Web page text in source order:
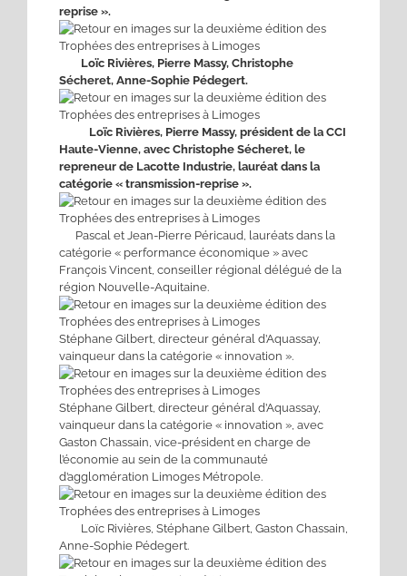
reprise ».
Loïc Rivières, Pierre Massy, Christophe
Sécheret, Anne-Sophie Pédegert.
Loïc Rivières, Pierre Massy, président de la CCI
Haute-Vienne, avec Christophe Sécheret, le
repreneur de Lacotte Industrie, lauréat dans la
catégorie « transmission-reprise ».
Pascal et Jean-Pierre Péricaud, lauréats dans la
catégorie « performance économique » avec
François Vincent, conseiller régional délégué de la
région Nouvelle-Aquitaine.
Stéphane Gilbert, directeur général d’Aquassay,
vainqueur dans la catégorie « innovation ».
Stéphane Gilbert, directeur général d’Aquassay,
vainqueur dans la catégorie « innovation », avec
Gaston Chassain, vice-président en charge de
l’économie au sein de la communauté
d’agglomération Limoges Métropole.
Loïc Rivières, Stéphane Gilbert, Gaston Chassain,
Anne-Sophie Pédegert.